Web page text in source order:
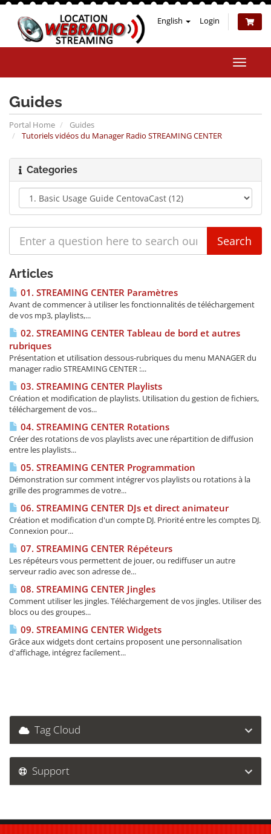
English Login
Toggle
Guides
Portal Home
Guides
Tutoriels vidéos du Manager Radio STREAMING CENTER
Categories
Articles
01. STREAMING CENTER Paramètres
Avant de commencer à utiliser les fonctionnalités de téléchargement
de vos mp3, playlists,...
02. STREAMING CENTER Tableau de bord et autres
rubriques
Présentation et utilisation dessous-rubriques du menu MANAGER du
manager radio STREAMING CENTER :...
03. STREAMING CENTER Playlists
Création et modification de playlists. Utilisation du gestion de fichiers,
téléchargement de vos...
04. STREAMING CENTER Rotations
Créer des rotations de vos playlists avec une répartition de diffusion
entre les playlists...
05. STREAMING CENTER Programmation
Démonstration sur comment intégrer vos playlists ou rotations à la
grille des programmes de votre...
06. STREAMING CENTER DJs et direct animateur
Création et modification d'un compte DJ. Priorité entre les comptes DJ.
Connexion pour...
07. STREAMING CENTER Répéteurs
Les répéteurs vous permettent de jouer, ou rediffuser un autre
serveur radio avec son adresse de...
08. STREAMING CENTER Jingles
Comment utiliser les jingles. Téléchargement de vos jingles. Utiliser des
blocs ou des groupes...
09. STREAMING CENTER Widgets
Grâce aux widgets dont certains proposent une personnalisation
d'affichage, intégrez facilement...
Tag Cloud
Support